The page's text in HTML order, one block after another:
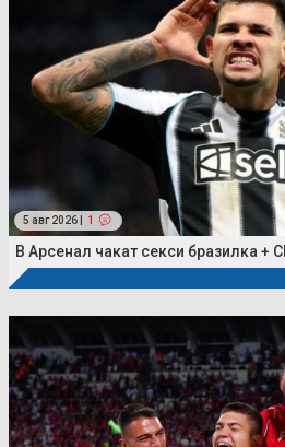
5 авг 2026 | 1
В Арсенал чакат секси бразилка +